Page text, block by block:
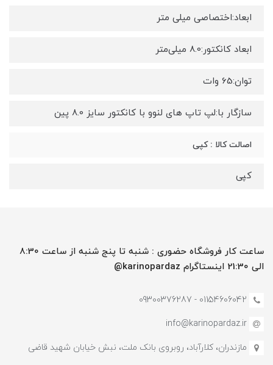
ابعاد:اختصاصی میلی متر
ابعاد کانکتور:8.0 میلی‌متر
توان:65 وات
سازگار با:لپ تاپ های لنوو با کانکتور سایز 8.0 پین
اصالت کالا : کپی
کپی
ساعت کار فروشگاه حضوری : شنبه تا پنج شنبه از ساعت 8:30
الی 21:30 اینستاگرام karinopardaz@
01154606042 - 09300376287
info@karinopardaz.ir
مازندران، کلارآباد، روبروی بانک ملت، نبش خیابان شهید قاضی